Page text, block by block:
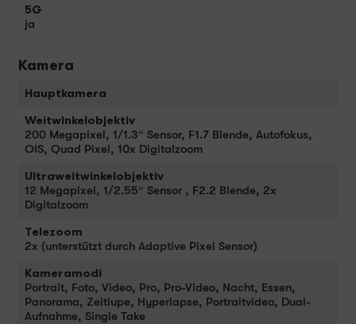
5G
ja
Kamera
Hauptkamera
Weitwinkelobjektiv
200 Megapixel, 1/1.3“ Sensor, F1.7 Blende, Autofokus,
OIS, Quad Pixel, 10x Digitalzoom
Ultraweitwinkelobjektiv
12 Megapixel, 1/2.55“ Sensor , F2.2 Blende, 2x
Digitalzoom
Telezoom
2x (unterstützt durch Adaptive Pixel Sensor)
Kameramodi
Portrait, Foto, Video, Pro, Pro-Video, Nacht, Essen,
Panorama, Zeitlupe, Hyperlapse, Portraitvideo, Dual-
Aufnahme, Single Take